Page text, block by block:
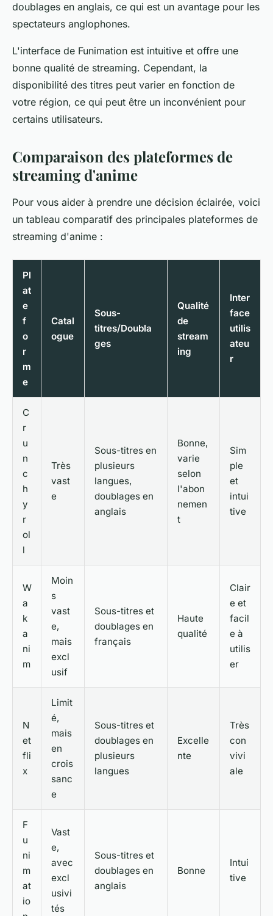
doublages en anglais, ce qui est un avantage pour les
spectateurs anglophones.
L'interface de Funimation est intuitive et offre une
bonne qualité de streaming. Cependant, la
disponibilité des titres peut varier en fonction de
votre région, ce qui peut être un inconvénient pour
certains utilisateurs.
Comparaison des plateformes de
streaming d'anime
Pour vous aider à prendre une décision éclairée, voici
un tableau comparatif des principales plateformes de
streaming d'anime :
Pl
at
e
f
o
r
m
e
Catal
ogue
Sous-
titres/Doubla
ges
Qualité
de
stream
ing
Inter
face
utilis
ateu
r
C
r
u
n
c
h
y
r
ol
l
Très
vast
e
Sous-titres en
plusieurs
langues,
doublages en
anglais
Bonne,
varie
selon
l'abon
nemen
t
Sim
ple
et
intui
tive
W
a
k
a
ni
m
Moin
s
vast
e,
mais
excl
usif
Sous-titres et
doublages en
français
Haute
qualité
Clair
e et
facil
e à
utilis
er
N
et
fli
x
Limit
é,
mais
en
crois
sanc
e
Sous-titres et
doublages en
plusieurs
langues
Excelle
nte
Très
con
vivi
ale
F
u
ni
m
at
io
Vast
e,
avec
excl
usivi
tés
Sous-titres et
doublages en
anglais
Bonne
Intui
tive